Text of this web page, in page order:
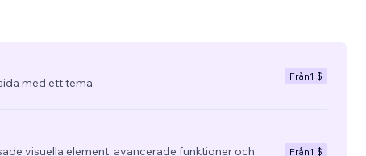
med ett tema.
Från1 $
visuella element, avancerade funktioner och
Från1 $